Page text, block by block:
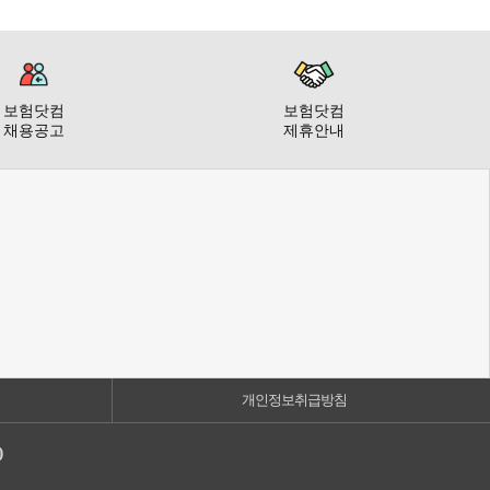
보험닷컴
채용공고
보험닷컴
제휴안내
개인정보취급방침